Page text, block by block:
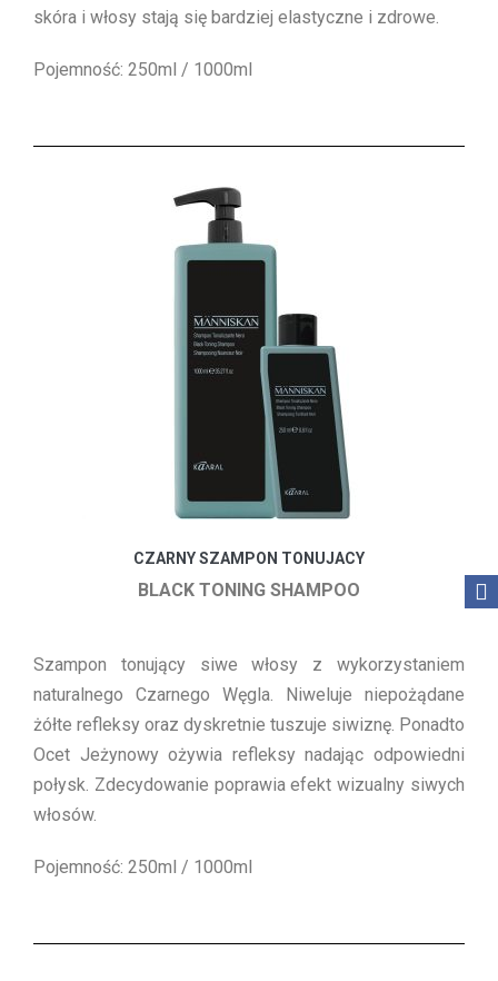
skóra i włosy stają się bardziej elastyczne i zdrowe.
Pojemność: 250ml / 1000ml
CZARNY SZAMPON TONUJACY
BLACK TONING SHAMPOO
Szampon tonujący siwe włosy z wykorzystaniem
naturalnego Czarnego Węgla. Niweluje niepożądane
żółte refleksy oraz dyskretnie tuszuje siwiznę. Ponadto
Ocet Jeżynowy ożywia refleksy nadając odpowiedni
połysk. Zdecydowanie poprawia efekt wizualny siwych
włosów.
Pojemność: 250ml / 1000ml